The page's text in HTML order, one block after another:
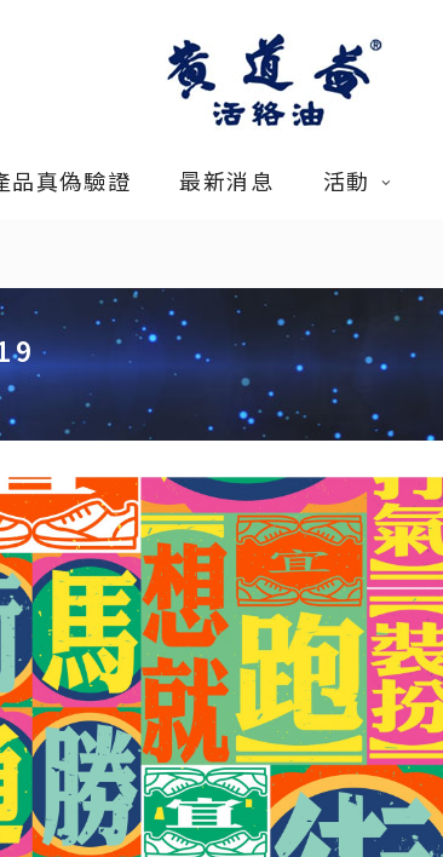
品真偽驗證 最新消息 活動